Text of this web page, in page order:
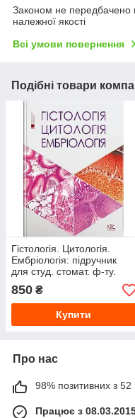
Законом не передбачено
належної якості
Всі умови повернення
Подібні товари
Гістологія. Цитологія.
Ембріологія: підручник
для студ. стомат. ф-ту.
Луцик О.Д., Чайковський
Ю.Б.
850 ₴
Купити
Про нас
98% позитивних з 52
Працює з